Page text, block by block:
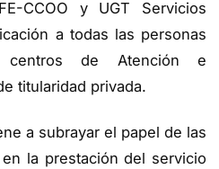
CCOO y UGT Servicios
a todas las personas
centros de Atención e
titularidad privada.
a subrayar el papel de las
la prestación del servicio